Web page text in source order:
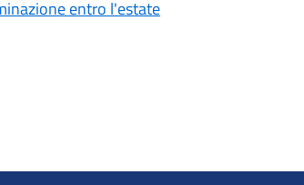
entro l'estate